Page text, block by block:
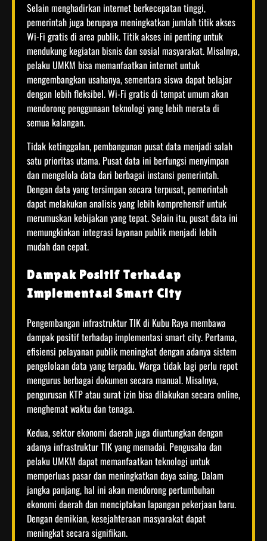
Selain menghadirkan internet berkecepatan tinggi,
pemerintah juga berupaya meningkatkan jumlah titik akses
Wi-Fi gratis di area publik. Titik akses ini penting untuk
mendukung kegiatan bisnis dan sosial masyarakat. Misalnya,
pelaku UMKM bisa memanfaatkan internet untuk
mengembangkan usahanya, sementara siswa dapat belajar
dengan lebih fleksibel. Wi-Fi gratis di tempat umum akan
mendorong penggunaan teknologi yang lebih merata di
semua kalangan.
Tidak ketinggalan, pembangunan pusat data menjadi salah
satu prioritas utama. Pusat data ini berfungsi menyimpan
dan mengelola data dari berbagai instansi pemerintah.
Dengan data yang tersimpan secara terpusat, pemerintah
dapat melakukan analisis yang lebih komprehensif untuk
merumuskan kebijakan yang tepat. Selain itu, pusat data ini
memungkinkan integrasi layanan publik menjadi lebih
mudah dan cepat.
Dampak Positif Terhadap
Implementasi Smart City
Pengembangan infrastruktur TIK di Kubu Raya membawa
dampak positif terhadap implementasi smart city. Pertama,
efisiensi pelayanan publik meningkat dengan adanya sistem
pengelolaan data yang terpadu. Warga tidak lagi perlu repot
mengurus berbagai dokumen secara manual. Misalnya,
pengurusan KTP atau surat izin bisa dilakukan secara online,
menghemat waktu dan tenaga.
Kedua, sektor ekonomi daerah juga diuntungkan dengan
adanya infrastruktur TIK yang memadai. Pengusaha dan
pelaku UMKM dapat memanfaatkan teknologi untuk
memperluas pasar dan meningkatkan daya saing. Dalam
jangka panjang, hal ini akan mendorong pertumbuhan
ekonomi daerah dan menciptakan lapangan pekerjaan baru.
Dengan demikian, kesejahteraan masyarakat dapat
meningkat secara signifikan.